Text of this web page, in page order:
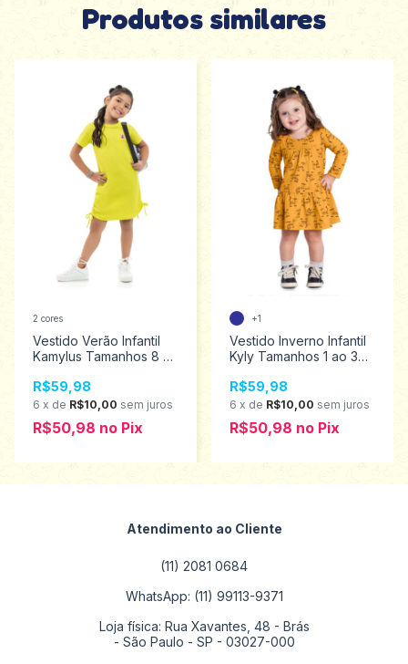
Produtos similares
Vestido Verão Infantil
Kamylus Tamanhos 8 ao
R$59,98
6 x de R$10,00 sem juros
R$50,98 no Pix
2 cores
Vestido Inverno Infantil
Kyly Tamanhos 1 ao 3
R$59,98
6 x de R$10,00 sem juros
R$50,98 no Pix
+1
Atendimento ao Cliente
(11) 2081 0684
WhatsApp: (11) 99113-9371
Loja física: Rua Xavantes, 48 - Brás
- São Paulo - SP - 03027-000